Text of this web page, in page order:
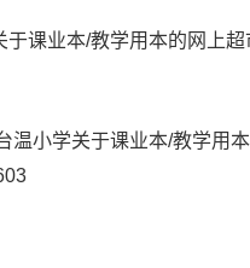
课业本/教学用本的网上
温小学关于课业本/教学用